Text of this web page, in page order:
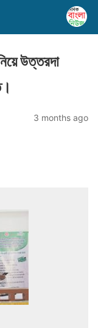
উত্তরদা
3 months ago